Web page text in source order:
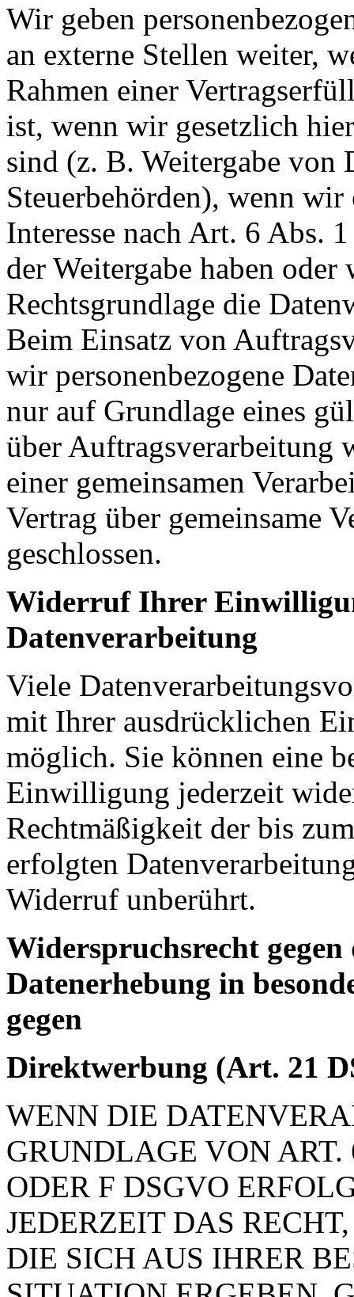
Wir geben
an externe Stellen weiter,
Rahmen einer
ist, wenn wir gesetzlich
sind (z. B. Weitergabe von
Steuerbehörden), wenn wir
Interesse nach Art. 6 Abs.
der Weitergabe haben oder
Rechtsgrundlage die
Beim Einsatz von
wir personenbezogene
nur auf Grundlage eines
über Auftragsverarbeitung
einer gemeinsamen
Vertrag über gemeinsame
geschlossen.
Widerruf Ihrer
Datenverarbeitung
Viele
mit Ihrer ausdrücklichen
möglich. Sie können eine
Einwilligung jederzeit
Rechtmäßigkeit der bis
erfolgten
Widerruf unberührt.
Widerspruchsrecht gegen
Datenerhebung in
gegen
Direktwerbung (Art. 21
WENN DIE
GRUNDLAGE VON ART.
ODER F DSGVO
JEDERZEIT DAS
DIE SICH AUS IHRER